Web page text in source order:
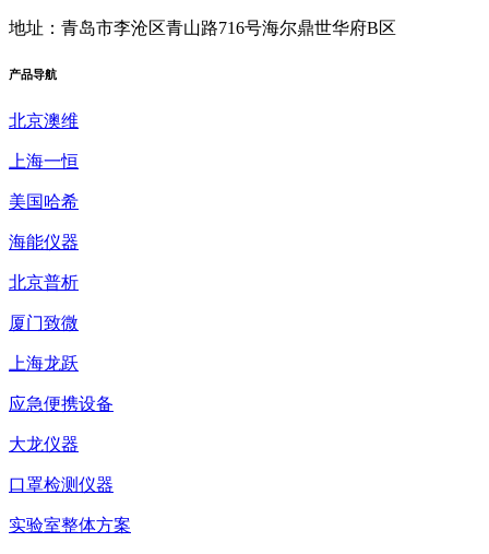
地址：青岛市李沧区青山路716号海尔鼎世华府B区
产品导航
北京澳维
上海一恒
美国哈希
海能仪器
北京普析
厦门致微
上海龙跃
应急便携设备
大龙仪器
口罩检测仪器
实验室整体方案